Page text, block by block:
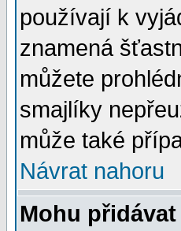
používají k
znamená
můžete
smajlíky
může také
Návrat nahoru
Mohu